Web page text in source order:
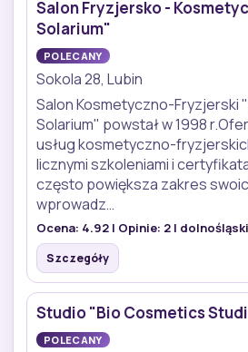
Salon Fryzjersko -
Solarium"
POLECANY
Sokola 28, Lubin
Salon Kosmetyczno-Fryzjerski
Solarium" powstał w 1998
usług kosmetyczno-
licznymi szkoleniami i
często powiększa zakres
wprowadz…
Ocena: 4.92 | Opinie: 2 |
Szczegóły
Studio "Bio Cosmetics
POLECANY